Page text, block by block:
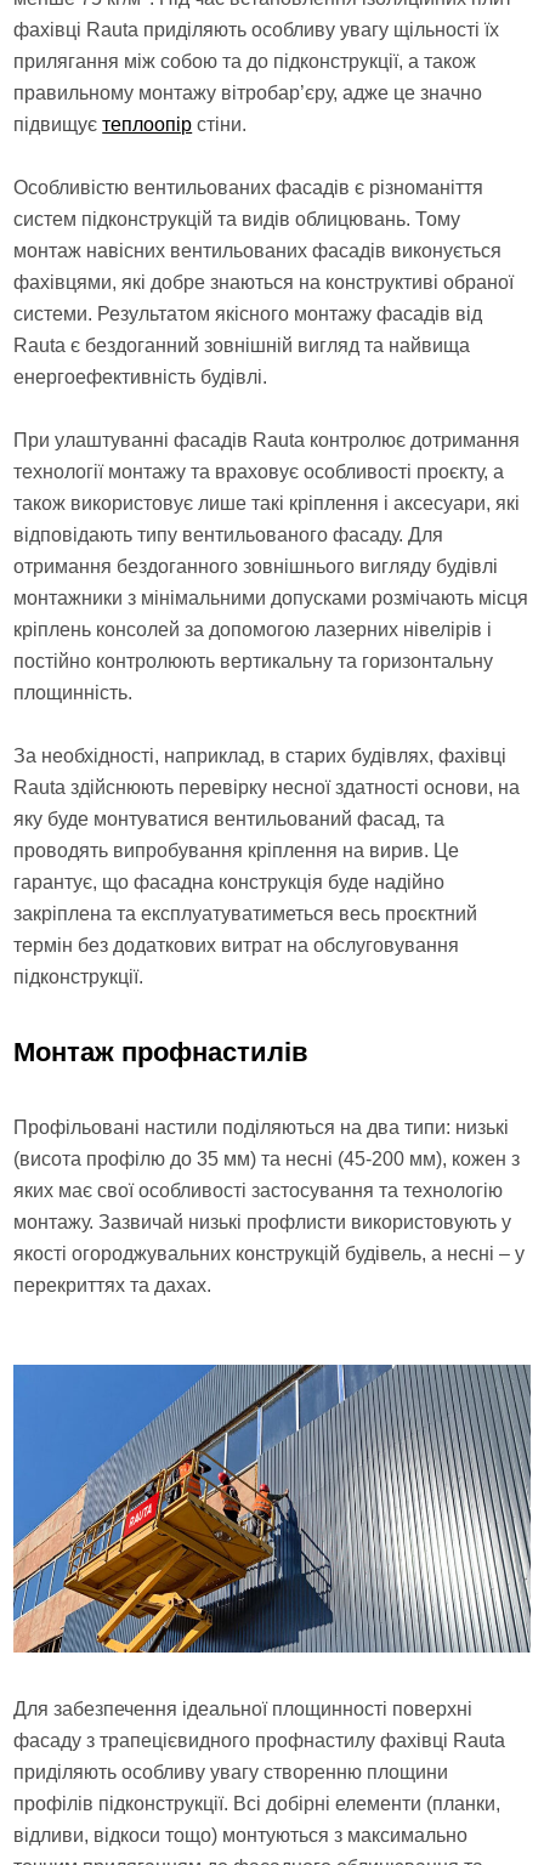
фахівці Rauta приділяють особливу увагу щільності їх
прилягання між собою та до підконструкції, а також
правильному монтажу вітробар’єру, адже це значно
підвищуєтеплоопір стіни.
Особливістю вентильованих фасадів є різноманіття
систем підконструкцій та видів облицювань. Тому
монтаж навісних вентильованих фасадів виконується
фахівцями, які добре знаються на конструктиві обраної
системи. Результатом якісного монтажу фасадів від
Rauta є бездоганний зовнішній вигляд та найвища
енергоефективність будівлі.
При улаштуванні фасадів Rauta контролює дотримання
технології монтажу та враховує особливості проєкту, а
також використовує лише такі кріплення і аксесуари, які
відповідають типу вентильованого фасаду. Для
отримання бездоганного зовнішнього вигляду будівлі
монтажники з мінімальними допусками розмічають місця
кріплень консолей за допомогою лазерних нівелірів і
постійно контролюють вертикальну та горизонтальну
площинність.
За необхідності, наприклад, в старих будівлях, фахівці
Rauta здійснюють перевірку несної здатності основи, на
яку буде монтуватися вентильований фасад, та
проводять випробування кріплення на вирив. Це
гарантує, що фасадна конструкція буде надійно
закріплена та експлуатуватиметься весь проєктний
термін без додаткових витрат на обслуговування
підконструкції.
Монтаж профнастилів
Профільовані настили поділяються на два типи: низькі
(висота профілю до 35 мм) та несні (45-200 мм), кожен з
яких має свої особливості застосування та технологію
монтажу. Зазвичай низькі профлисти використовують у
якості огороджувальних конструкцій будівель, а несні – у
перекриттях та дахах.
Для забезпечення ідеальної площинності поверхні
фасаду з трапецієвидного профнастилу фахівці Rauta
приділяють особливу увагу створенню площини
профілів підконструкції. Всі добірні елементи (планки,
відливи, відкоси тощо) монтуються з максимально